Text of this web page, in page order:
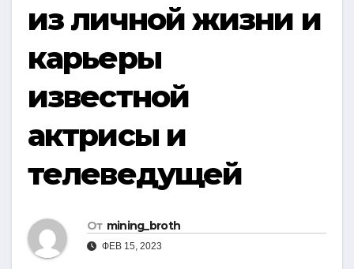
из личной жизни и
карьеры
известной
актрисы и
телеведущей
От mining_broth
ФЕВ 15, 2023